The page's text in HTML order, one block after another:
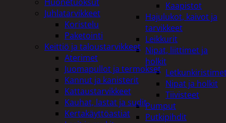
Kaapistot
Hajulukot, kaivot ja
tarvikkeet
Leikkurit
Nipat, liittimet ja
holkit
Nipat ja holkit
Tiivisteet
Pumput
Putkipihdit
Juhlatarvikkeet
Koristelu
Paketointi
Keittiö ja taloustarvikkeet
Aterimet
Juomapullot ja termokset
Kannut ja kanisterit
Kattaustarvikkeet
Kauhat, lastat ja sudit
Kertakäyttöastiat